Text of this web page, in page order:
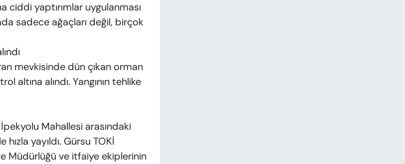
ciddi yaptırımlar uygulanması
sadece ağaçları değil, birçok
mevkisinde dün çıkan orman
altına alındı. Yangının tehlike
Mahallesi arasındaki
yayıldı. Gürsu TOKİ
Müdürlüğü ve itfaiye ekiplerinin